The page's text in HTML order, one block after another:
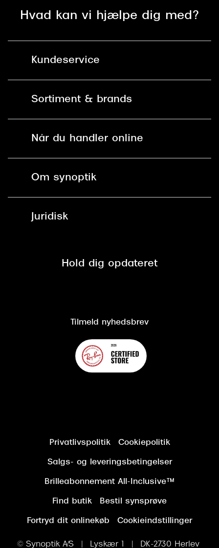
Hvad kan vi hjælpe dig med?
Kundeservice
Spørgsmål & svar (FAQ)
Brilleabonnement All-Inclusive™
Sortiment & brands
Brillerens
Når du handler online
Om synoptik
Juridisk
Cookiepolitik
Hold dig opdateret
Tilmeld nyhedsbrev
Privatlivspolitik Cookiepolitik
Salgs- og leveringsbetingelser
Brilleabonnement All-Inclusive™
Find butik Bestil synsprøve
Fortryd dit onlinekøb Cookieindstillinger
© Synoptik A/S | Lyskær 1 | DK-2730 Herlev